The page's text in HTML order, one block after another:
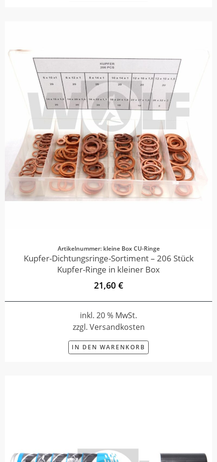
Artikelnummer: kleine Box CU-Ringe
Kupfer-Dichtungsringe-Sortiment – 206 Stück
Kupfer-Ringe in kleiner Box
21,60 €
inkl. 20 % MwSt.
zzgl. Versandkosten
IN DEN WARENKORB